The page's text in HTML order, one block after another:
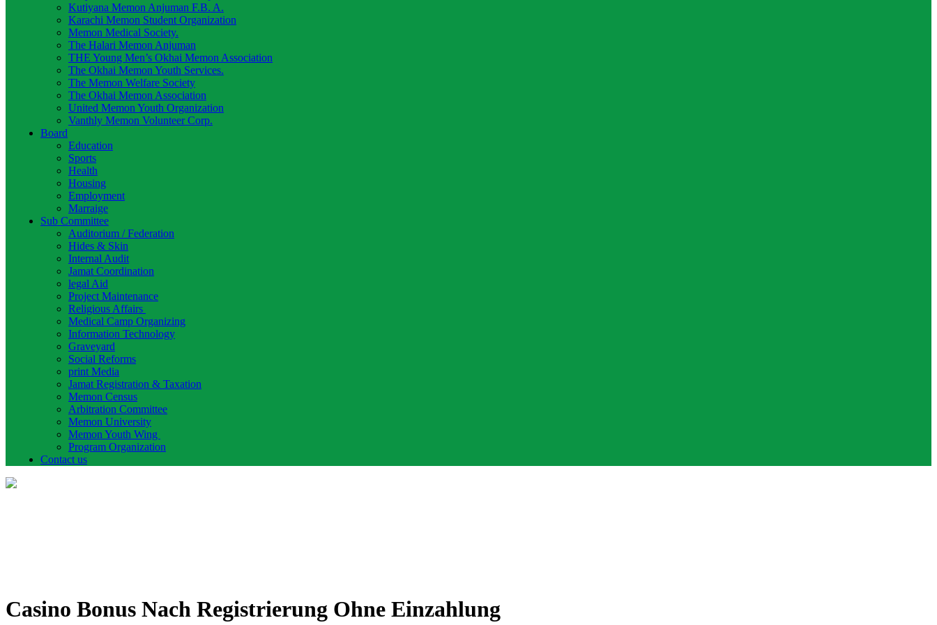
Kutiyana Memon Anjuman F.B. A.
Karachi Memon Student Organization
Memon Medical Society.
The Halari Memon Anjuman
THE Young Men’s Okhai Memon Association
The Okhai Memon Youth Services.
The Memon Welfare Society
The Okhai Memon Association
United Memon Youth Organization
Vanthly Memon Volunteer Corp.
Board
Education
Sports
Health
Housing
Employment
Marraige
Sub Committee
Auditorium / Federation
Hides & Skin
Internal Audit
Jamat Coordination
legal Aid
Project Maintenance
Religious Affairs
Medical Camp Organizing
Information Technology
Graveyard
Social Reforms
print Media
Jamat Registration & Taxation
Memon Census
Arbitration Committee
Memon University
Memon Youth Wing
Program Organization
Contact us
Casino Bonus Nach Registrierung Ohne Einzahlung